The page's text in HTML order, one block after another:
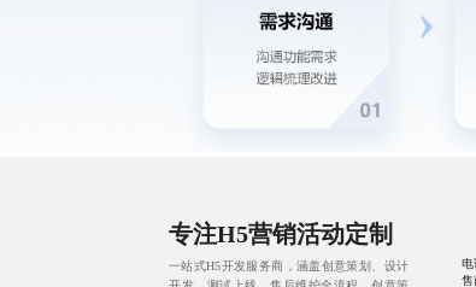
专注H5营销活动定制
一站式H5开发服务商，涵盖创意策划、设计
电
售